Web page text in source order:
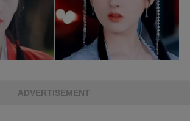
ADVERTISEMENT